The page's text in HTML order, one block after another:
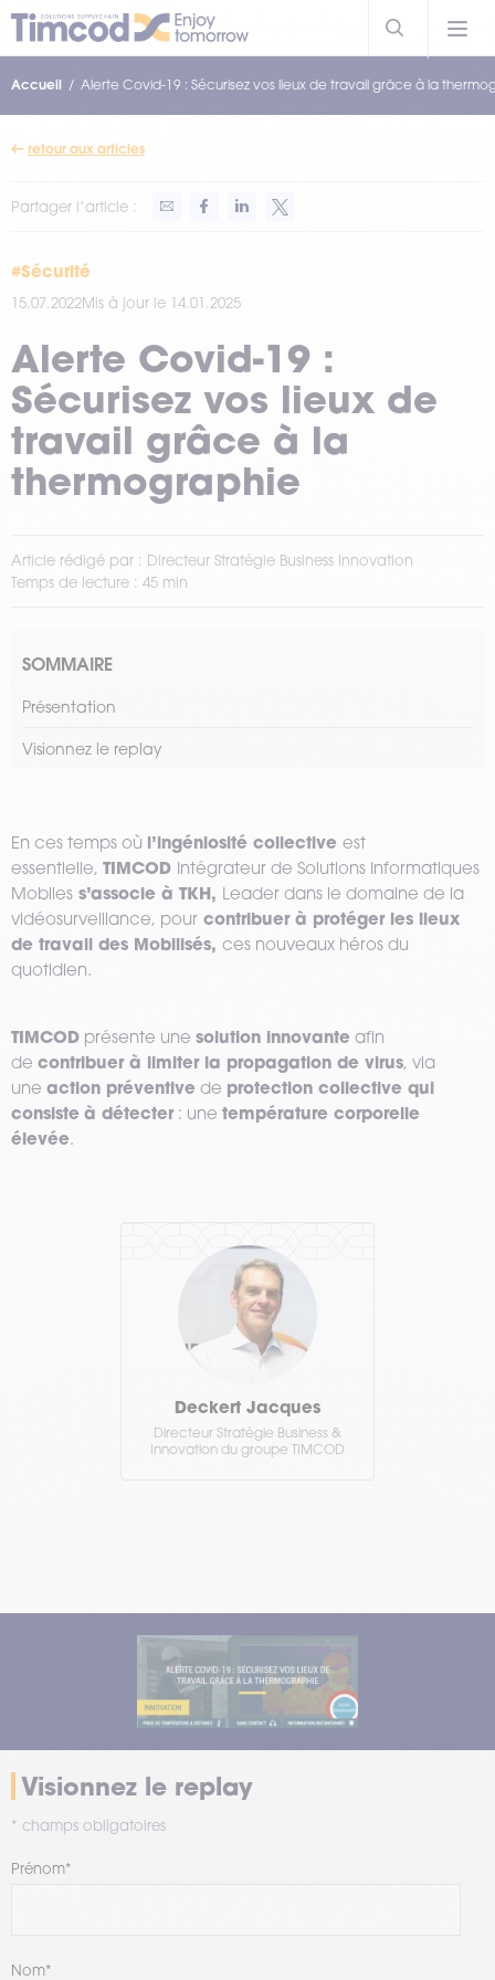
Accueil Alerte Covid-19 : Sécurisez vos lieux de travail grâce à la
retour aux articles
Partager l’article :
#Sécurité
15.07.2022Mis à jour le 14.01.2025
Alerte Covid-19 :
Sécurisez vos lieux de
travail grâce à la
thermographie
Article rédigé par : Directeur Stratégie Business Innovation
Temps de lecture : 45 min
SOMMAIRE
Présentation
Visionnez le replay
En ces temps où l’ingéniosité collective est
essentielle, TIMCOD Intégrateur de Solutions Informatiques
Mobiles s’associe à TKH, Leader dans le domaine de la
vidéosurveillance, pour contribuer à protéger les lieux
de travail des Mobilisés, ces nouveaux héros du
quotidien.
TIMCOD présente une solution innovante afin
de contribuer à limiter la propagation de virus, via
une action préventive de protection collective qui
consiste à détecter: une température corporelle
élevée.
Deckert Jacques
Directeur Stratégie Business &
Innovation du groupe TIMCOD
Visionnez le replay
* champs obligatoires
Prénom*
Nom*